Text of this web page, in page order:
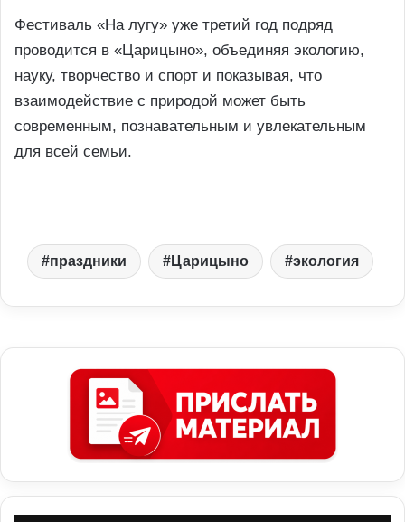
Фестиваль «На лугу» уже третий год подряд
проводится в «Царицыно», объединяя экологию,
науку, творчество и спорт и показывая, что
взаимодействие с природой может быть
современным, познавательным и увлекательным
для всей семьи.
праздники Царицыно экология